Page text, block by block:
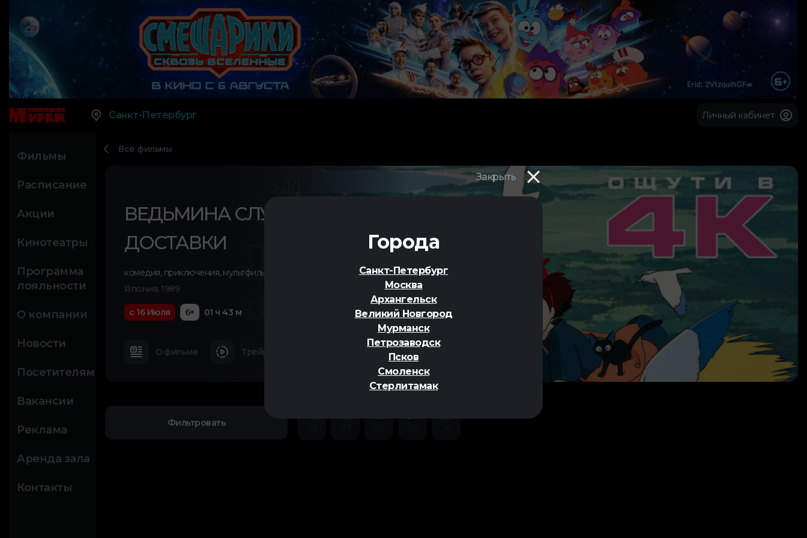
Закрыть
Города
Санкт-Петербург
Москва
Архангельск
Великий Новгород
Мурманск
Петрозаводск
Псков
Смоленск
Стерлитамак
Санкт-Петербург Личный кабинет
Фильмы
Расписание
Акции
Кинотеатры
Программа
лояльности
О компании
Новости
Посетителям
Вакансии
Реклама
Аренда зала
Контакты
Все фильмы
ВЕДЬМИНА СЛУЖБА
ДОСТАВКИ
комедия,приключения,мультфильм
Япония, 1989
с 16 Июля 6+ 01 ч 43 м
О фильме Трейлер
Фильтровать
Чт
Пт
Сб
Вс
Пн